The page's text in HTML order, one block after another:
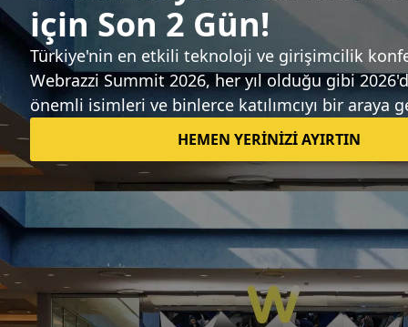
Sıradaki haber